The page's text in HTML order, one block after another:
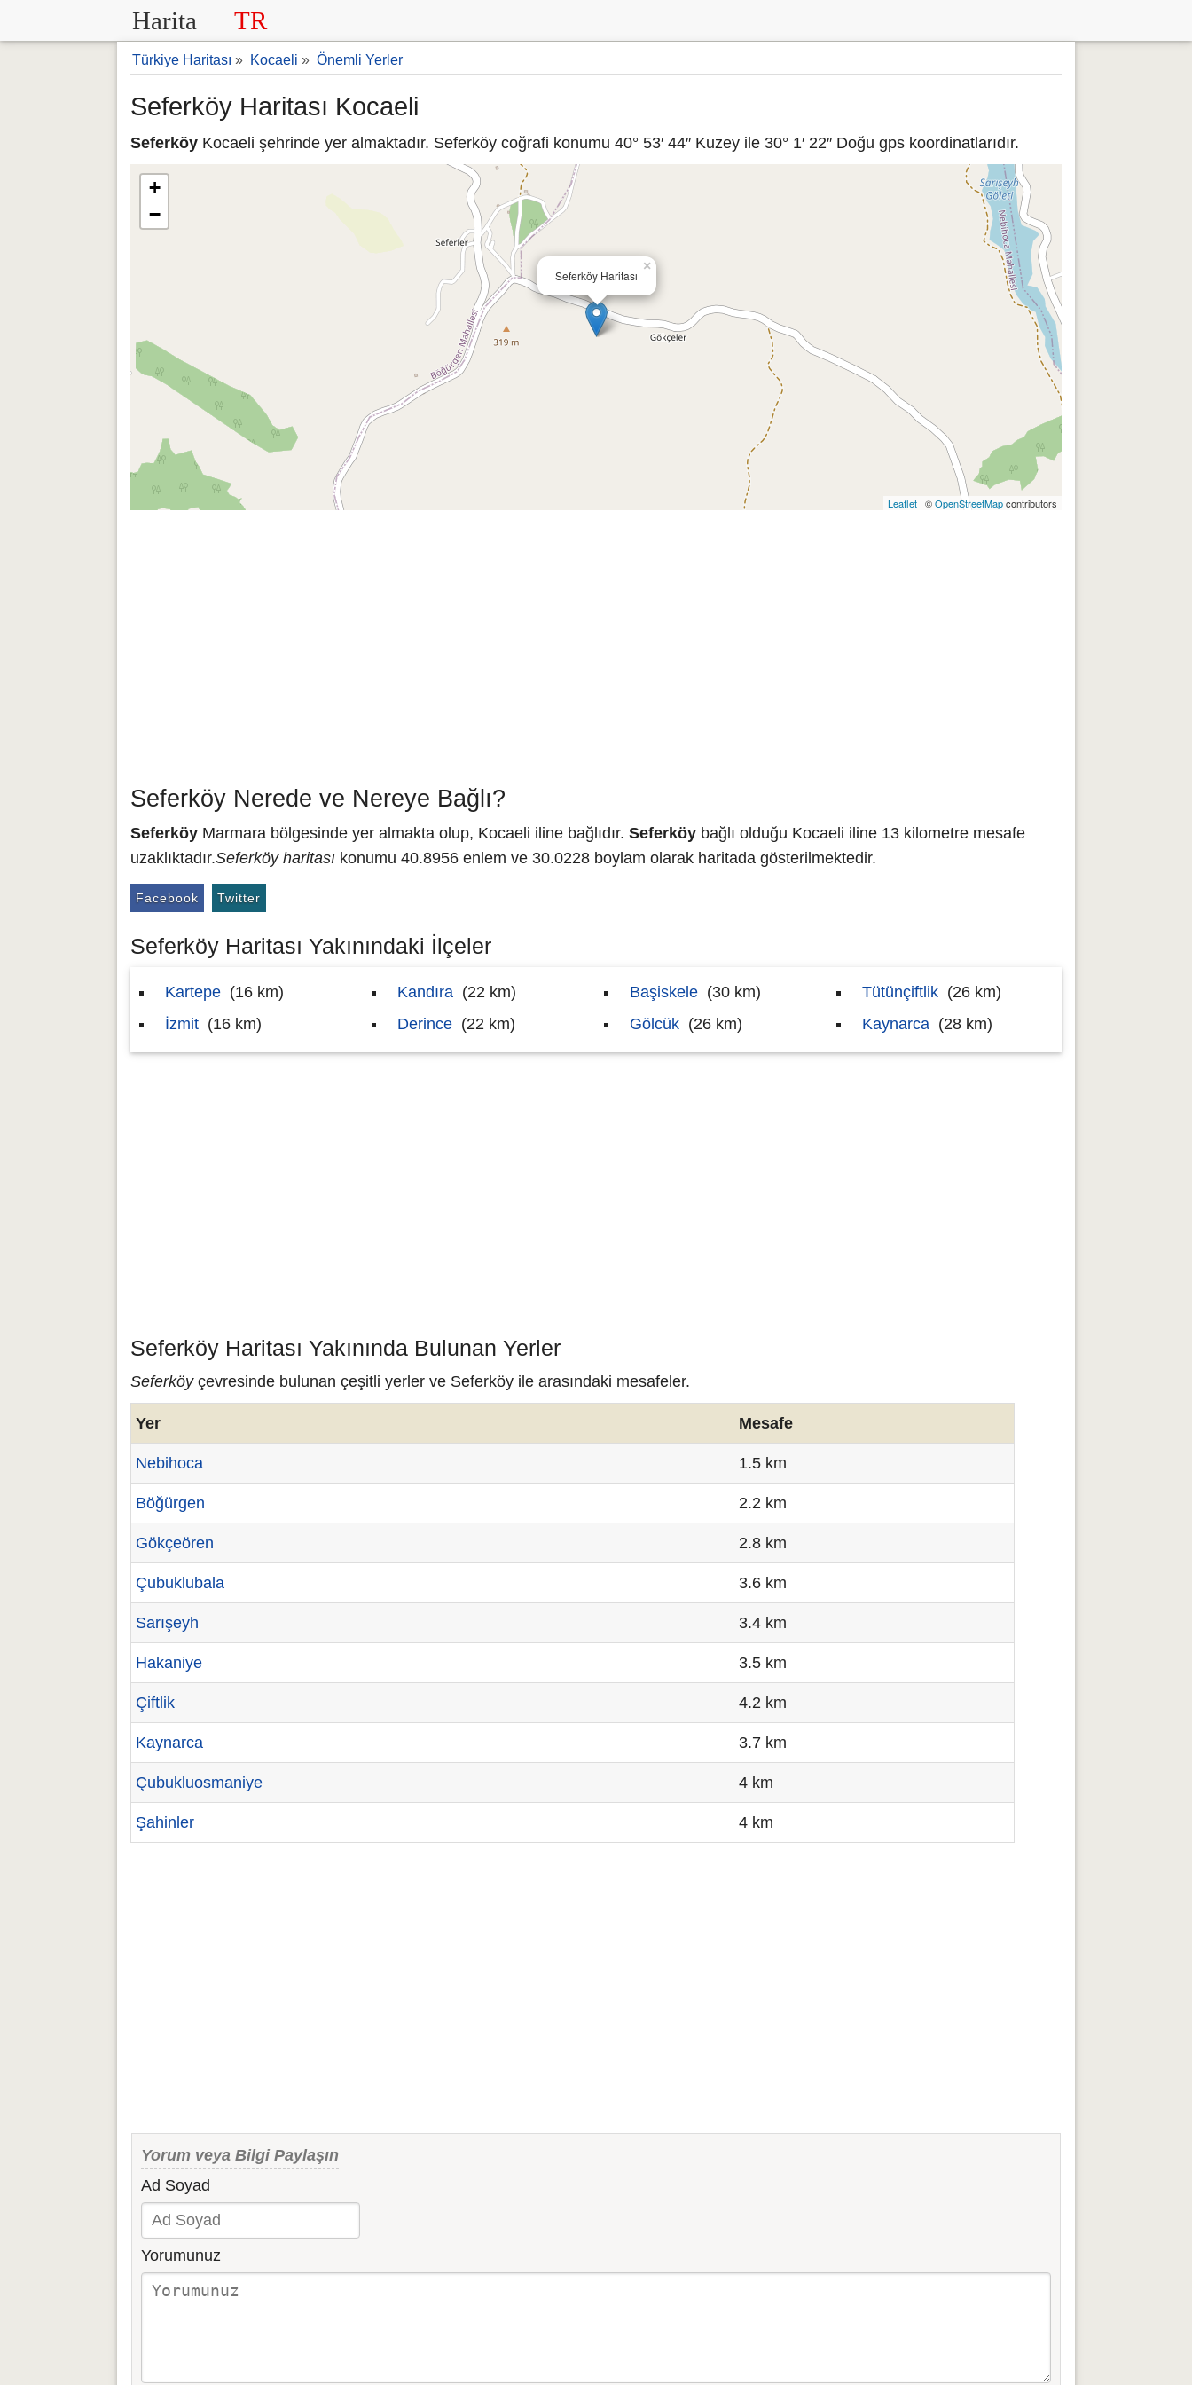
Harita TR
Türkiye Haritası » Kocaeli » Önemli Yerler
Seferköy Haritası Kocaeli
Seferköy Kocaeli şehrinde yer almaktadır. Seferköy coğrafi konumu 40° 53′ 44″ Kuzey ile 30° 1′ 22″ Doğu gps koordinatlarıdır.
Seferköy Haritası
×
+
−
Leaflet | ©OpenStreetMapcontributors
Seferköy Nerede ve Nereye Bağlı?
Seferköy Marmara bölgesinde yer almakta olup, Kocaeli iline bağlıdır. Seferköy bağlı olduğu Kocaeli iline 13 kilometre mesafe
uzaklıktadır.Seferköy haritası konumu 40.8956 enlem ve 30.0228 boylam olarak haritada gösterilmektedir.
Facebook Twitter
Seferköy Haritası Yakınındaki İlçeler
Kartepe (16 km)
İzmit (16 km)
Kandıra (22 km)
Derince (22 km)
Başiskele (30 km)
Gölcük (26 km)
Tütünçiftlik (26 km)
Kaynarca (28 km)
Seferköy Haritası Yakınında Bulunan Yerler
Seferköyçevresinde bulunan çeşitli yerler ve Seferköy ile arasındaki mesafeler.
Yer Mesafe
Nebihoca 1.5 km
Böğürgen 2.2 km
Gökçeören 2.8 km
Çubuklubala 3.6 km
Sarışeyh 3.4 km
Hakaniye 3.5 km
Çiftlik 4.2 km
Kaynarca 3.7 km
Çubukluosmaniye 4 km
Şahinler 4 km
Yorum veya Bilgi Paylaşın
Ad Soyad
Yorumunuz